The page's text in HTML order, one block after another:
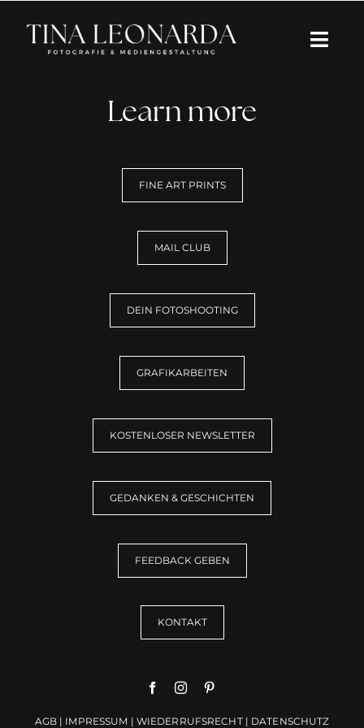
Inhalt
springen
Learn more
FINE ART PRINTS
MAIL CLUB
DEIN FOTOSHOOTING
GRAFIKARBEITEN
KOSTENLOSER NEWSLETTER
GEDANKEN & GESCHICHTEN
FEEDBACK GEBEN
KONTAKT
AGB | IMPRESSUM | WIEDERRUFSRECHT | DATENSCHUTZ